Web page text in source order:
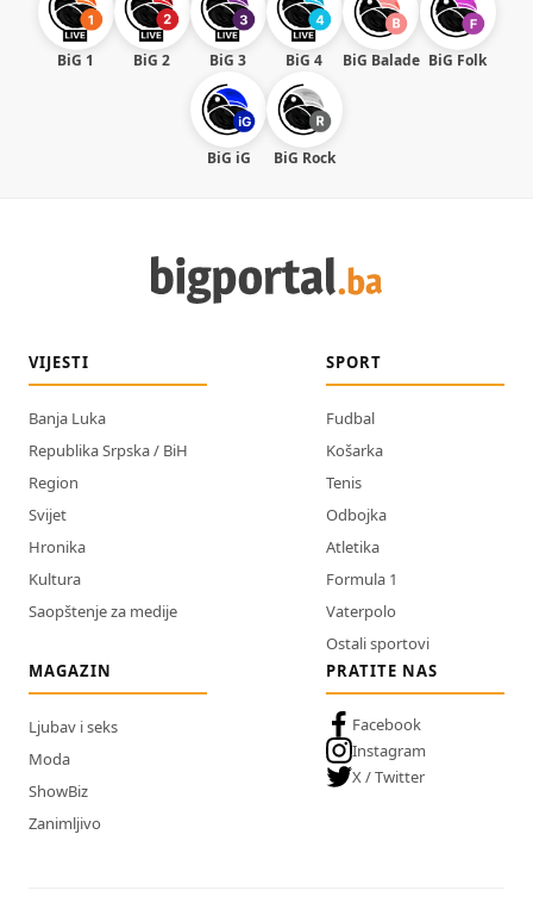
BiG 1 BiG 2 BiG 3 BiG 4 BiG Balade BiG Folk
BiG iG BiG Rock
VIJESTI
Banja Luka
Republika Srpska / BiH
Region
Svijet
Hronika
Kultura
Saopštenje za medije
SPORT
Fudbal
Košarka
Tenis
Odbojka
Atletika
Formula 1
Vaterpolo
Ostali sportovi
MAGAZIN
Ljubav i seks
Moda
ShowBiz
Zanimljivo
PRATITE NAS
Facebook
Instagram
X / Twitter